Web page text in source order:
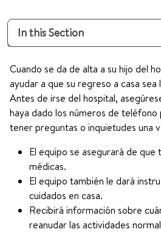
In this Section
Cuando se da de alta a su hijo del
ayudar a que su regreso a casa sea
Antes de irse del hospital,
haya dado los números de teléfono
tener preguntas o inquietudes una
El equipo se asegurará de que
médicas.
El equipo también le dará
cuidados en casa.
Recibirá información sobre
reanudar las actividades